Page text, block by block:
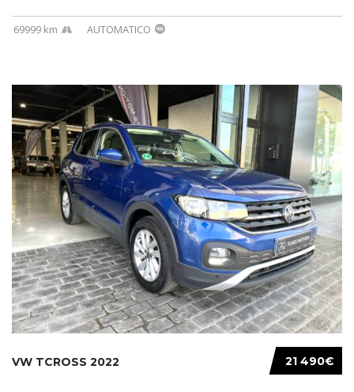
69999 km AUTOMATICO
21 490€
VW TCROSS 2022